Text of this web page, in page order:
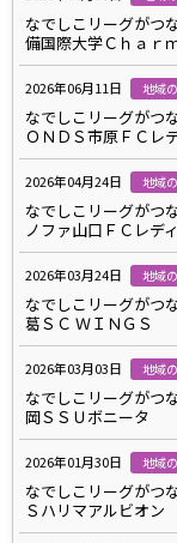
なでしこリーグがつ
備国際大学Ｃｈａｒ
2026年06月11日 地域
なでしこリーグがつ
ＯＮＤＳ市原ＦＣレ
2026年04月24日 地域
なでしこリーグがつ
ノファ山口ＦＣレデ
2026年03月24日 地域
なでしこリーグがつ
葛ＳＣ ＷＩＮＧＳ
2026年03月03日 地域
なでしこリーグがつ
岡ＳＳＵボニータ
2026年01月30日 地域
なでしこリーグがつ
Ｓハリマアルビオン